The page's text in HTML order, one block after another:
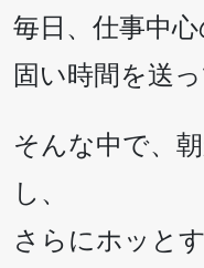
毎日、仕事中
固い時間を送っ
そんな中で、
し、
さらにホッと